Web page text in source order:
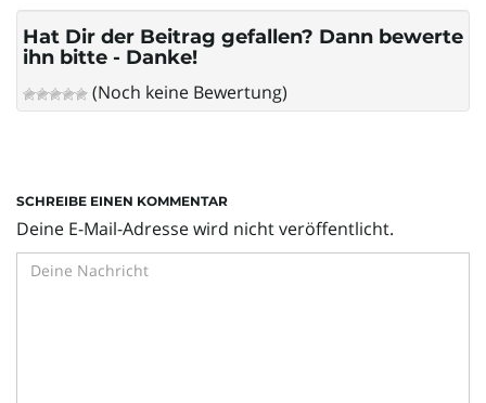
e
Hat Dir der Beitrag gefallen? Dann bewerte
ihn bitte - Danke!
(Noch keine Bewertung)
SCHREIBE EINEN KOMMENTAR
Deine E-Mail-Adresse wird nicht veröffentlicht.